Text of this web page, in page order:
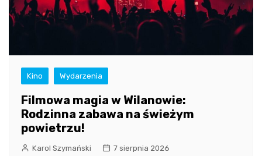
Kino Wydarzenia
Filmowa magia w Wilanowie:
Rodzinna zabawa na świeżym
powietrzu!
Karol Szymański 7 sierpnia 2026